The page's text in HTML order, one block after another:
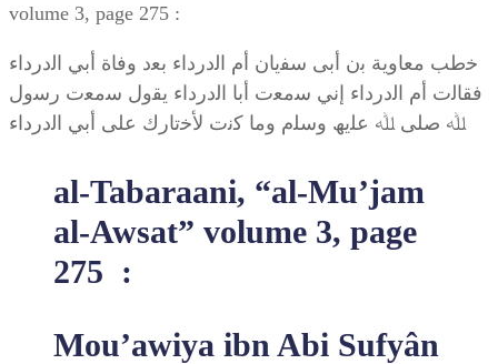
volume 3, page 275 :
ﺧطب ﻣﻌﺎوﯾﺔ ﺑن أﺑﻰ ﺳﻔﯾﺎن أم اﻟدرداء ﺑﻌد وﻓﺎة أﺑﻲ اﻟدرداء
ﻓﻘﺎﻟت أم اﻟدرداء إﻧﻲ ﺳﻣﻌت أﺑﺎ اﻟدرداء ﯾﻘول ﺳﻣﻌت رﺳول
ﷲ ﺻﻠﻰ ﷲ ﻋﻠﯾﮫ وﺳﻠم وﻣﺎ ﻛﻧت ﻷﺧﺗﺎرك ﻋﻠﻰ أﺑﻲ اﻟدرداء
al-Tabaraani, “al-Mu’jam
al-Awsat” volume 3, page
275 :
Mou’awiya ibn Abi Sufyân